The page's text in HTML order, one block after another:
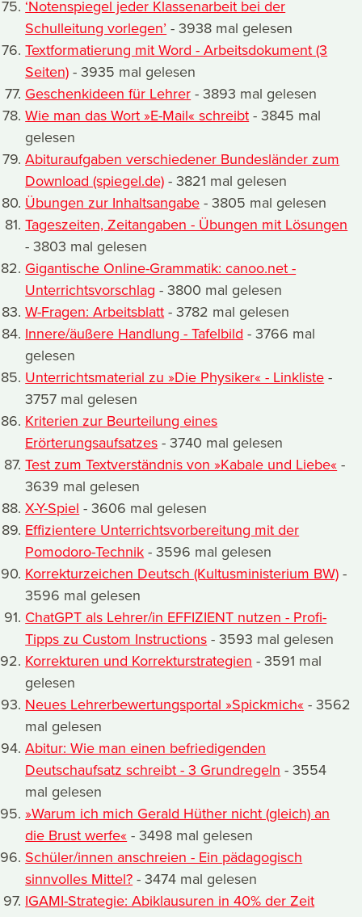
‘Notenspiegel jeder Klassenarbeit bei der
Schulleitung vorlegen’ - 3938 mal gelesen
Textformatierung mit Word - Arbeitsdokument (3
Seiten) - 3935 mal gelesen
Geschenkideen für Lehrer - 3893 mal gelesen
Wie man das Wort »E-Mail« schreibt - 3845 mal
gelesen
Abituraufgaben verschiedener Bundesländer zum
Download (spiegel.de) - 3821 mal gelesen
Übungen zur Inhaltsangabe - 3805 mal gelesen
Tageszeiten, Zeitangaben - Übungen mit Lösungen
- 3803 mal gelesen
Gigantische Online-Grammatik: canoo.net -
Unterrichtsvorschlag - 3800 mal gelesen
W-Fragen: Arbeitsblatt - 3782 mal gelesen
Innere/äußere Handlung - Tafelbild - 3766 mal
gelesen
Unterrichtsmaterial zu »Die Physiker« - Linkliste -
3757 mal gelesen
Kriterien zur Beurteilung eines
Erörterungsaufsatzes - 3740 mal gelesen
Test zum Textverständnis von »Kabale und Liebe« -
3639 mal gelesen
X-Y-Spiel - 3606 mal gelesen
Effizientere Unterrichtsvorbereitung mit der
Pomodoro-Technik - 3596 mal gelesen
Korrekturzeichen Deutsch (Kultusministerium BW) -
3596 mal gelesen
ChatGPT als Lehrer/in EFFIZIENT nutzen - Profi-
Tipps zu Custom Instructions - 3593 mal gelesen
Korrekturen und Korrekturstrategien - 3591 mal
gelesen
Neues Lehrerbewertungsportal »Spickmich« - 3562
mal gelesen
Abitur: Wie man einen befriedigenden
Deutschaufsatz schreibt - 3 Grundregeln - 3554
mal gelesen
»Warum ich mich Gerald Hüther nicht (gleich) an
die Brust werfe« - 3498 mal gelesen
Schüler/innen anschreien - Ein pädagogisch
sinnvolles Mittel? - 3474 mal gelesen
IGAMI-Strategie: Abiklausuren in 40% der Zeit